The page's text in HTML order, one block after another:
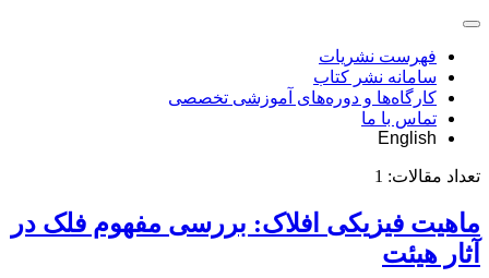
فهرست نشریات
سامانه نشر کتاب
کارگاه‌ها و دوره‌های آموزشی تخصصی
تماس با ما
English
تعداد مقالات: 1
ماهیت فیزیکی افلاک: بررسی مفهوم فلک در
آثار هیئت